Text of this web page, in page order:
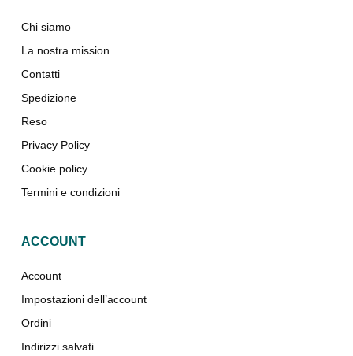
Chi siamo
La nostra mission
Contatti
Spedizione
Reso
Privacy Policy
Cookie policy
Termini e condizioni
ACCOUNT
Account
Impostazioni dell’account
Ordini
Indirizzi salvati